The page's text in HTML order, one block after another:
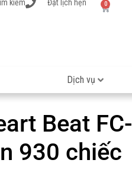
Tìm kiếm Đặt lịch hẹn 0
Dịch vụ
Beat FC-
930 chiếc